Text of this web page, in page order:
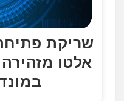
שריקת
אלטו